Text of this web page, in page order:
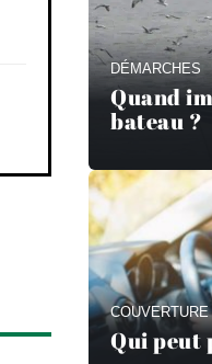
DÉMARCHES
Quand
bateau ?
COUVERTURE
Qui peut